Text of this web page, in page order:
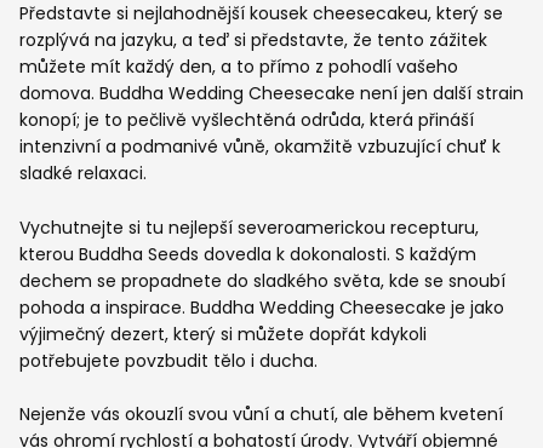
Představte si nejlahodnější kousek cheesecakeu, který se
rozplývá na jazyku, a teď si představte, že tento zážitek
můžete mít každý den, a to přímo z pohodlí vašeho
domova. Buddha Wedding Cheesecake není jen další strain
konopí; je to pečlivě vyšlechtěná odrůda, která přináší
intenzivní a podmanivé vůně, okamžitě vzbuzující chuť k
sladké relaxaci.
Vychutnejte si tu nejlepší severoamerickou recepturu,
kterou Buddha Seeds dovedla k dokonalosti. S každým
dechem se propadnete do sladkého světa, kde se snoubí
pohoda a inspirace. Buddha Wedding Cheesecake je jako
výjimečný dezert, který si můžete dopřát kdykoli
potřebujete povzbudit tělo i ducha.
Nejenže vás okouzlí svou vůní a chutí, ale během kvetení
vás ohromí rychlostí a bohatostí úrody. Vytváří objemné